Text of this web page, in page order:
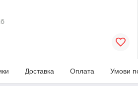
Доставка Оплата Умови